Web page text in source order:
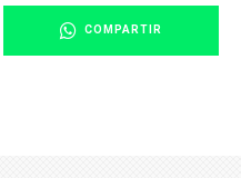
COMPARTIR